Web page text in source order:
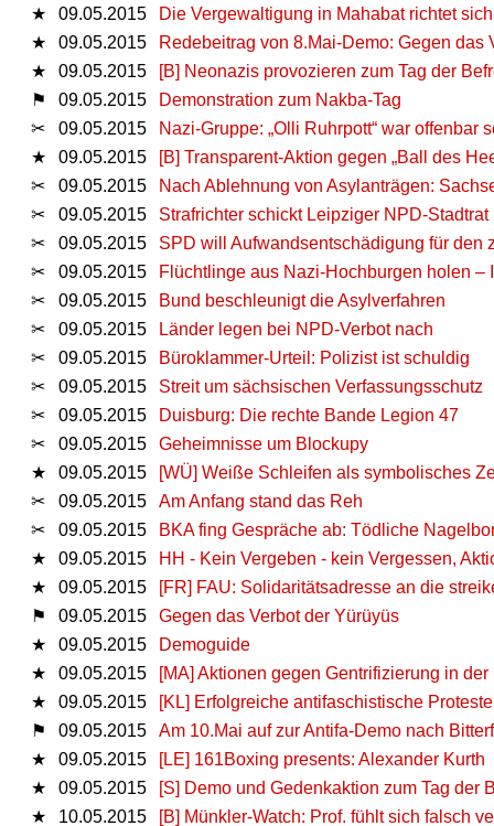
★
09.05.2015
Die Vergewaltigung in Mahabat richtet
★
09.05.2015
Redebeitrag von 8.Mai-Demo: Gegen
★
09.05.2015
[B] Neonazis provozieren zum Tag der
⚑
09.05.2015
Demonstration zum Nakba-Tag
✂
09.05.2015
Nazi-Gruppe: „Olli Ruhrpott“ war offenbar
★
09.05.2015
[B] Transparent-Aktion gegen „Ball des
✂
09.05.2015
Nach Ablehnung von Asylanträgen:
✂
09.05.2015
Strafrichter schickt Leipziger NPD-
✂
09.05.2015
SPD will Aufwandsentschädigung für den
✂
09.05.2015
Flüchtlinge aus Nazi-Hochburgen holen
✂
09.05.2015
Bund beschleunigt die Asylverfahren
✂
09.05.2015
Länder legen bei NPD-Verbot nach
✂
09.05.2015
Büroklammer-Urteil: Polizist ist schuldig
✂
09.05.2015
Streit um sächsischen Verfassungsschutz
✂
09.05.2015
Duisburg: Die rechte Bande Legion 47
✂
09.05.2015
Geheimnisse um Blockupy
★
09.05.2015
[WÜ] Weiße Schleifen als symbolisches
✂
09.05.2015
Am Anfang stand das Reh
✂
09.05.2015
BKA fing Gespräche ab: Tödliche
★
09.05.2015
HH - Kein Vergeben - kein Vergessen,
★
09.05.2015
[FR] FAU: Solidaritätsadresse an die
⚑
09.05.2015
Gegen das Verbot der Yürüyüs
★
09.05.2015
Demoguide
★
09.05.2015
[MA] Aktionen gegen Gentrifizierung in
★
09.05.2015
[KL] Erfolgreiche antifaschistische
⚑
09.05.2015
Am 10.Mai auf zur Antifa-Demo nach
★
09.05.2015
[LE] 161Boxing presents: Alexander Kurth
★
09.05.2015
[S] Demo und Gedenkaktion zum Tag der
★
10.05.2015 [B] Münkler-Watch: Prof. fühlt sich falsch